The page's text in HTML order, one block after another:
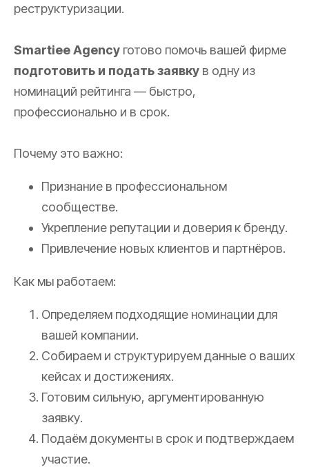
реструктуризации.
Smartiee Agency готово помочь вашей фирме
подготовить и подать заявку в одну из
номинаций рейтинга — быстро,
профессионально и в срок.
Почему это важно:
Признание в профессиональном
сообществе.
Укрепление репутации и доверия к бренду.
Привлечение новых клиентов и партнёров.
Как мы работаем:
Определяем подходящие номинации для
вашей компании.
Собираем и структурируем данные о ваших
кейсах и достижениях.
Готовим сильную, аргументированную
заявку.
Подаём документы в срок и подтверждаем
участие.